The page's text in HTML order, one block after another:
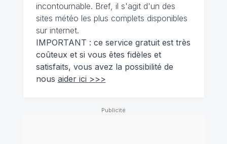
incontournable. Bref, il s'agit d'un des
sites météo les plus complets disponibles
sur internet.
IMPORTANT : ce service gratuit est très
coûteux et si vous êtes fidèles et
satisfaits, vous avez la possibilité de
nous aider ici >>>